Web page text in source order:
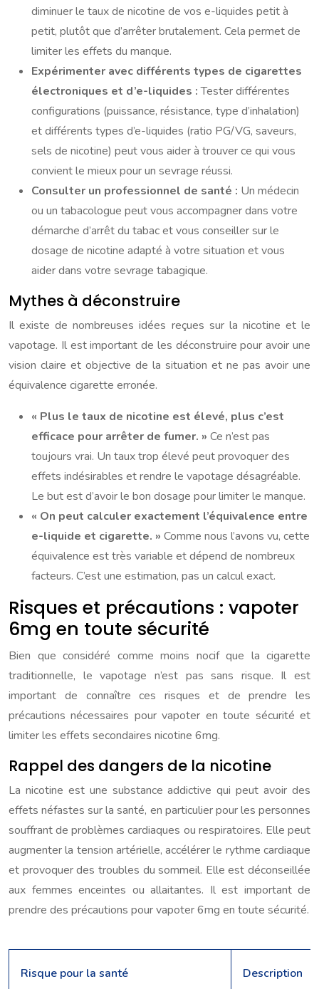
diminuer le taux de nicotine de vos e-liquides petit à
petit, plutôt que d’arrêter brutalement. Cela permet de
limiter les effets du manque.
Expérimenter avec différents types de cigarettes
électroniques et d’e-liquides :Tester différentes
configurations (puissance, résistance, type d’inhalation)
et différents types d’e-liquides (ratio PG/VG, saveurs,
sels de nicotine) peut vous aider à trouver ce qui vous
convient le mieux pour un sevrage réussi.
Consulter un professionnel de santé : Un médecin
ou un tabacologue peut vous accompagner dans votre
démarche d’arrêt du tabac et vous conseiller sur le
dosage de nicotine adapté à votre situation et vous
aider dans votre sevrage tabagique.
Mythes à déconstruire
Il existe de nombreuses idées reçues sur la nicotine et le
vapotage. Il est important de les déconstruire pour avoir une
vision claire et objective de la situation et ne pas avoir une
équivalence cigarette erronée.
« Plus le taux de nicotine est élevé, plus c’est
efficace pour arrêter de fumer. » Ce n’est pas
toujours vrai. Un taux trop élevé peut provoquer des
effets indésirables et rendre le vapotage désagréable.
Le but est d’avoir le bon dosage pour limiter le manque.
« On peut calculer exactement l’équivalence entre
e-liquide et cigarette. » Comme nous l’avons vu, cette
équivalence est très variable et dépend de nombreux
facteurs. C’est une estimation, pas un calcul exact.
Risques et précautions : vapoter
6mg en toute sécurité
Bien que considéré comme moins nocif que la cigarette
traditionnelle, le vapotage n’est pas sans risque. Il est
important de connaître ces risques et de prendre les
précautions nécessaires pour vapoter en toute sécurité et
limiter les effets secondaires nicotine 6mg.
Rappel des dangers de la nicotine
La nicotine est une substance addictive qui peut avoir des
effets néfastes sur la santé, en particulier pour les personnes
souffrant de problèmes cardiaques ou respiratoires. Elle peut
augmenter la tension artérielle, accélérer le rythme cardiaque
et provoquer des troubles du sommeil. Elle est déconseillée
aux femmes enceintes ou allaitantes. Il est important de
prendre des précautions pour vapoter 6mg en toute sécurité.
Risque pour la santé Description